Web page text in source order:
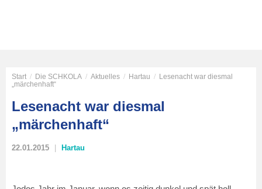
Start / Die SCHKOLA / Aktuelles / Hartau / Lesenacht war diesmal
„märchenhaft“
Lesenacht war diesmal
„märchenhaft“
22.01.2015 Hartau